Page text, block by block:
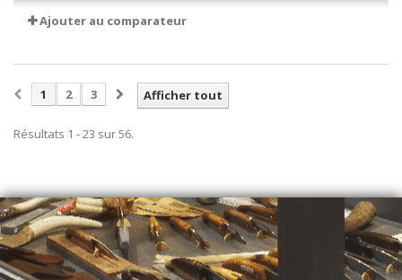
Ajouter au comparateur
Afficher tout
1 2 3
Résultats 1 - 23 sur 56.